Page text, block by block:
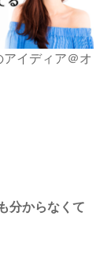
イディア＠オ
分からなくて